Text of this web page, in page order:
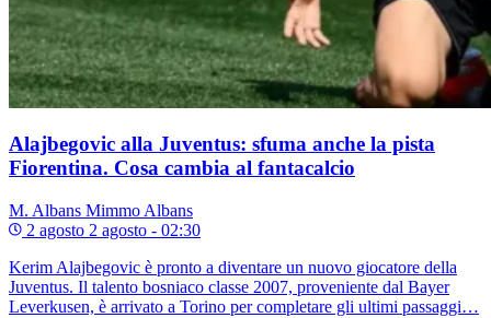
Alajbegovic alla Juventus: sfuma anche la pista
Fiorentina. Cosa cambia al fantacalcio
M. Albans Mimmo Albans
2 agosto 2 agosto - 02:30
Kerim Alajbegovic è pronto a diventare un nuovo giocatore della
Juventus. Il talento bosniaco classe 2007, proveniente dal Bayer
Leverkusen, è arrivato a Torino per completare gli ultimi passaggi…